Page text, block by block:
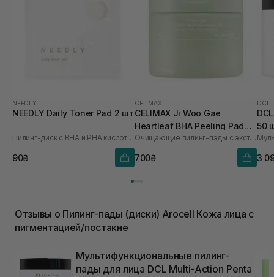
NEEDLY
NEEDLY Daily Toner Pad 2 шт
Пилинг-диск с BHA и PHA кислотами
90₴
CELIMAX
CELIMAX Ji Woo Gae
Heartleaf BHA Peeling Pad
60 шт
Очищающие пилинг-пэды с экстрактом хауттюйнии и BHA кислотами
700₴
DCL
50
3
Отзывы о Пилинг-пады (диски) Arocell Кожа лица с
пигментацией/постакне
Мультифункциональные пилинг-
пады для лица DCL Multi-Action Penta